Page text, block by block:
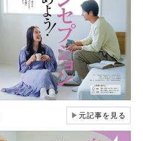
▶元記事を見る